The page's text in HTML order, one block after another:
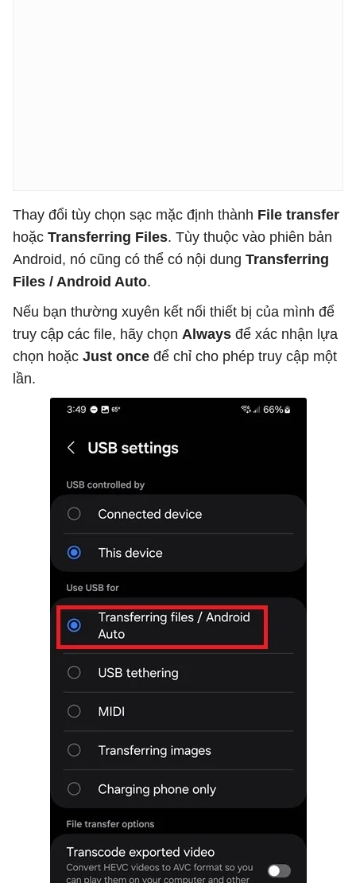
Thay đổi tùy chọn sạc mặc định thành File transfer
hoặc Transferring Files. Tùy thuộc vào phiên bản
Android, nó cũng có thể có nội dung Transferring
Files / Android Auto.
Nếu bạn thường xuyên kết nối thiết bị của mình để
truy cập các file, hãy chọn Always để xác nhận lựa
chọn hoặc Just once để chỉ cho phép truy cập một
lần.